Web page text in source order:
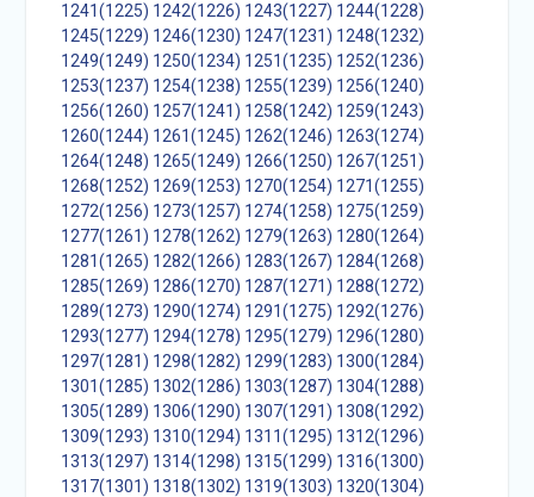
1241(1225) 1242(1226) 1243(1227) 1244(1228)
1245(1229) 1246(1230) 1247(1231) 1248(1232)
1249(1249) 1250(1234) 1251(1235) 1252(1236)
1253(1237) 1254(1238) 1255(1239) 1256(1240)
1256(1260) 1257(1241) 1258(1242) 1259(1243)
1260(1244) 1261(1245) 1262(1246) 1263(1274)
1264(1248) 1265(1249) 1266(1250) 1267(1251)
1268(1252) 1269(1253) 1270(1254) 1271(1255)
1272(1256) 1273(1257) 1274(1258) 1275(1259)
1277(1261) 1278(1262) 1279(1263) 1280(1264)
1281(1265) 1282(1266) 1283(1267) 1284(1268)
1285(1269) 1286(1270) 1287(1271) 1288(1272)
1289(1273) 1290(1274) 1291(1275) 1292(1276)
1293(1277) 1294(1278) 1295(1279) 1296(1280)
1297(1281) 1298(1282) 1299(1283) 1300(1284)
1301(1285) 1302(1286) 1303(1287) 1304(1288)
1305(1289) 1306(1290) 1307(1291) 1308(1292)
1309(1293) 1310(1294) 1311(1295) 1312(1296)
1313(1297) 1314(1298) 1315(1299) 1316(1300)
1317(1301) 1318(1302) 1319(1303) 1320(1304)